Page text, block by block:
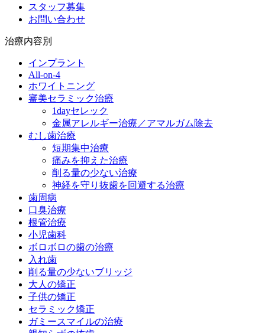
スタッフ募集
お問い合わせ
治療内容別
インプラント
All-on-4
ホワイトニング
審美セラミック治療
1dayセレック
金属アレルギー治療／アマルガム除去
むし歯治療
短期集中治療
痛みを抑えた治療
削る量の少ない治療
神経を守り抜歯を回避する治療
歯周病
口臭治療
根管治療
小児歯科
ボロボロの歯の治療
入れ歯
削る量の少ないブリッジ
大人の矯正
子供の矯正
セラミック矯正
ガミースマイルの治療